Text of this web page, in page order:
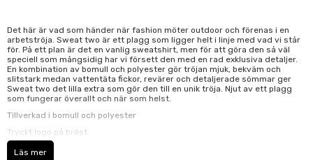
Det här är vad som händer när fashion möter outdoor och förenas i en
arbetströja. Sweat two är ett plagg som ligger helt i linje med vad vi står
för. På ett plan är det en vanlig sweatshirt, men för att göra den så väl
speciell som mångsidig har vi försett den med en rad exklusiva detaljer.
En kombination av bomull och polyester gör tröjan mjuk, bekväm och
slitstark medan vattentäta fickor, revärer och detaljerade sömmar ger
Sweat two det lilla extra som gör den till en unik tröja. Njut av ett plagg
som fungerar överallt och när som helst.
Tillverkad i bomull och polyester
Tryckt logo på bröst
Vattentäta sidofickor
Läs mer